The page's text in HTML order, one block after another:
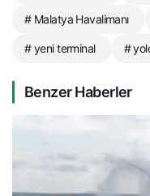
# Malatya Havalimanı
# yeni terminal #
Benzer Haberler